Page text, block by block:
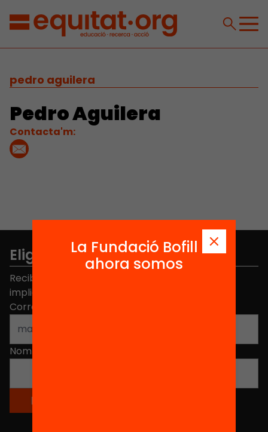
pedro aguilera
Pedro Aguilera
Contacta'm:
Elige equidad
Recibe contenidos, iniciativas y proyectos para
implicarte.
Correo electrónico
Nombre
La Fundació Bofill
ahora somos